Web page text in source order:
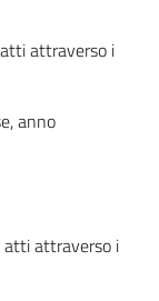
attraverso i
anno
atti attraverso i